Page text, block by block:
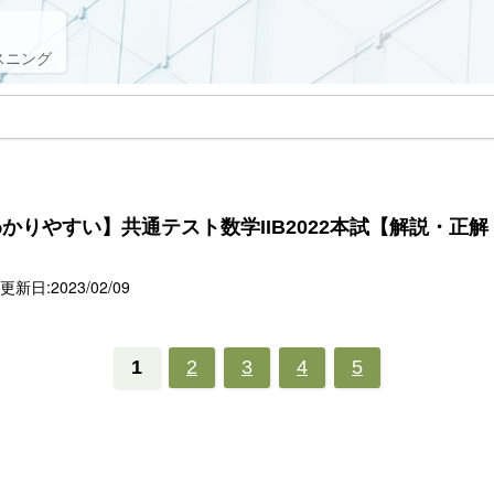
ニング
かりやすい】共通テスト数学IIB2022本試【解説・正
新日:2023/02/09
1 2 3 4 5